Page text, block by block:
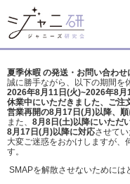
夏季休暇 の発送・お問い合わ
誠に勝手ながら、以下の期間を
2026年8月11日(火)~2026年8月
休業中にいただきました、ご注
営業再開の8月17日(月)以降、
また、 8月8日(土)以降にいただ
8月17日(月)以降に対応させてい
大変ご迷惑をおかけしますが、
す。
SMAPを解散させないためには